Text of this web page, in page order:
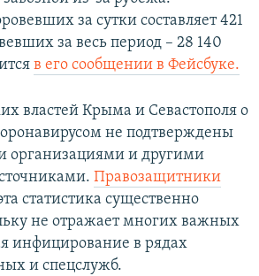
КРЫМА
за сутки составляет 421
за весь период – 28 140
в его сообщении в Фейсбуке.
властей Крыма и Севастополя о
не подтверждены
и другими
Правозащитники
статистика существенно
не отражает многих важных
инфицирование в рядах
и спецслужб.